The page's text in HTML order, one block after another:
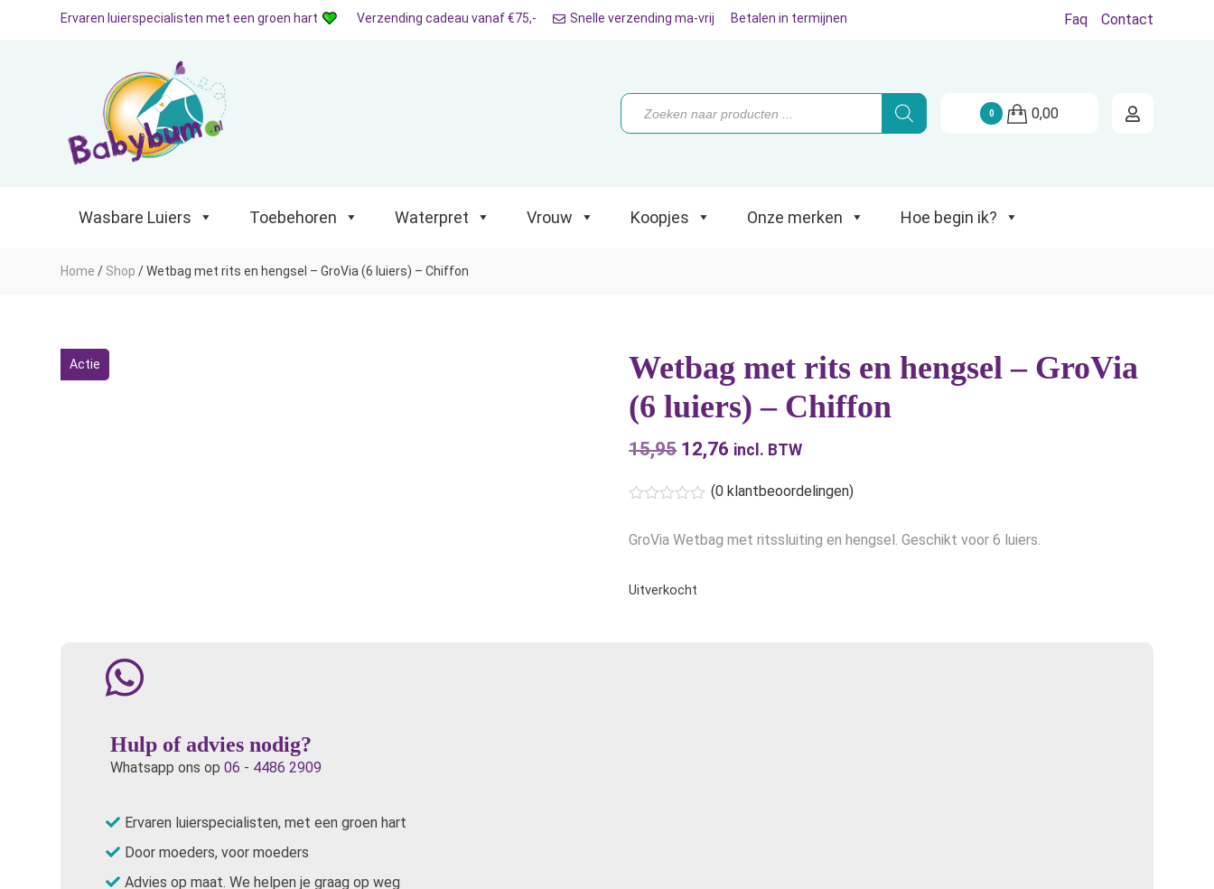
Wasbare Luiers Toebehoren Koopjes Onze merken Hoe begin ik?
Ervaren luierspecialisten met een groen hart Verzending cadeau vanaf €75,- Snelle verzending ma-vrij Betalen in termijnen Faq Contact
Producten
zoeken
0 0,00
Wasbare Luiers Toebehoren Waterpret Vrouw Koopjes Onze merken Hoe begin ik?
Home / Shop /Wetbag met rits en hengsel – GroVia (6 luiers) – Chiffon
Actie
Wetbag met rits en hengsel – GroVia
(6 luiers) – Chiffon
15,95 Oorspronkelijke
was:
€15,95.
12,76 Huidige
€12,76.
incl. BTW
(0klantbeoordelingen)
GroVia Wetbag met ritssluiting en hengsel. Geschikt voor 6 luiers.
Uitverkocht
Hulp of advies nodig?
Whatsapp ons op 06 - 4486 2909
Ervaren luierspecialisten, met een groen hart
Door moeders, voor moeders
Advies op maat. We helpen je graag op weg